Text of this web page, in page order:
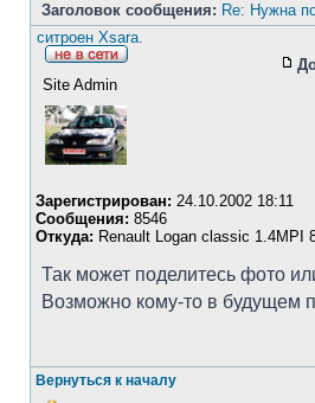
Заголовок сообщения: Re: Нужна
ситроен Xsara.
Site Admin
Зарегистрирован: 24.10.2002 18:11
Сообщения: 8546
Откуда: Renault Logan classic 1.4MPI
Так может поделитесь фото
Возможно кому-то в будущем
Вернуться к началу